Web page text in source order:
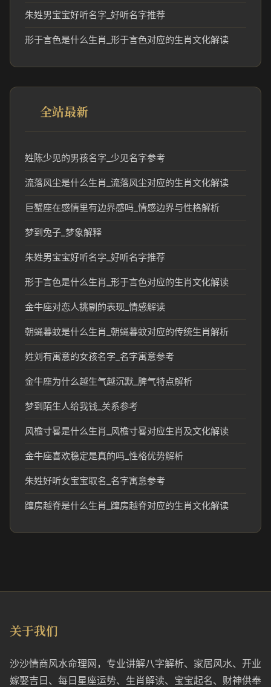
朱姓男宝宝好听名字_好听名字推荐
形于言色是什么生肖_形于言色对应的生肖文化解读
全站最新
姓陈少见的男孩名字_少见名字参考
流落风尘是什么生肖_流落风尘对应的生肖文化解读
巨蟹座在感情里有边界感吗_情感边界与性格解析
梦到兔子_梦象解释
朱姓男宝宝好听名字_好听名字推荐
形于言色是什么生肖_形于言色对应的生肖文化解读
金牛座对恋人挑剔的表现_情感解读
朝蝇暮蚊是什么生肖_朝蝇暮蚊对应的传统生肖解析
姓刘有寓意的女孩名字_名字寓意参考
金牛座为什么越生气越沉默_脾气特点解析
梦到陌生人给我钱_关系参考
风檐寸晷是什么生肖_风檐寸晷对应生肖及文化解读
金牛座喜欢稳定是真的吗_性格优势解析
朱姓好听女宝宝取名_名字寓意参考
蹿房越脊是什么生肖_蹿房越脊对应的生肖文化解读
关于我们
沙沙情商风水命理网，专业讲解八字解析、家居风水、开业
嫁娶吉日、每日星座运势、生肖解读、宝宝起名、财神供奉